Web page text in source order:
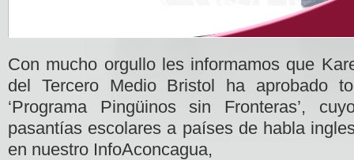
Con mucho orgullo les informamos que
del Tercero Medio Bristol ha aprobado
‘Programa Pingüinos sin Fronteras’,
pasantías escolares a países de habla
en nuestro InfoAconcagua,